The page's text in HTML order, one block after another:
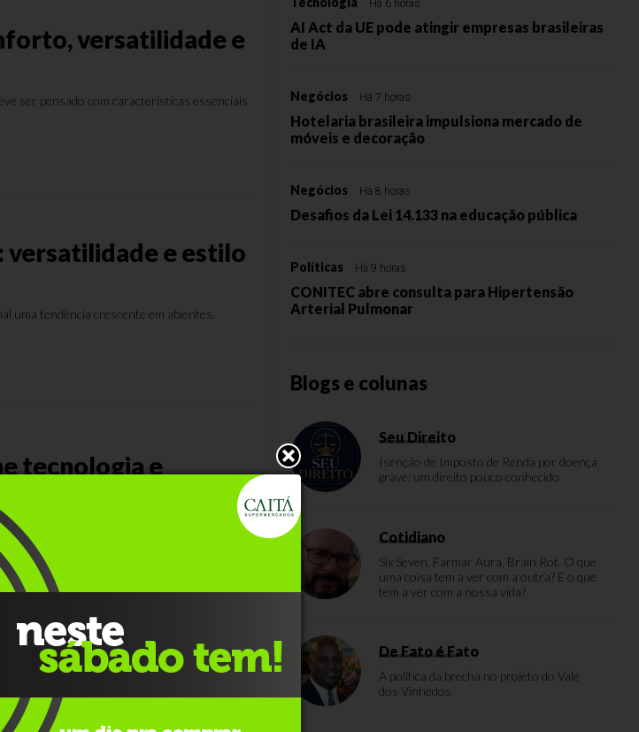
versatilidade e
ser pensado com características essenciais
e estilo
uma tendência crescente em abientes.
tecnologia e
os módulos chegam prontos ao local e são,
de ter seus
Há 6 horas
AI Act da UE pode atingir empresas brasileiras
de IA
Negócios Há 7 horas
Hotelaria brasileira impulsiona mercado de
móveis e decoração
Negócios Há 8 horas
Desafios da Lei 14.133 na educação pública
Políticas Há 9 horas
CONITEC abre consulta para Hipertensão
Arterial Pulmonar
Blogs e colunas
Seu Direito
Isenção de Imposto de Renda por doença
grave: um direito pouco conhecido
Cotidiano
Six Seven, Farmar Aura, Brain Rot. O que
uma coisa tem a ver com a outra? E o que
tem a ver com a nossa vida?
De Fato é Fato
A política da brecha no projeto do Vale
dos Vinhedos